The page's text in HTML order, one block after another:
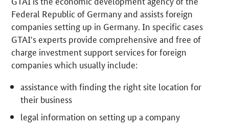
Federal Republic of Germany and assists foreign
companies setting up in Germany. In specific cases
GTAI's experts provide comprehensive and free of
charge investment support services for foreign
companies which usually include:
assistance with finding the right site location for
their business
legal information on setting up a company